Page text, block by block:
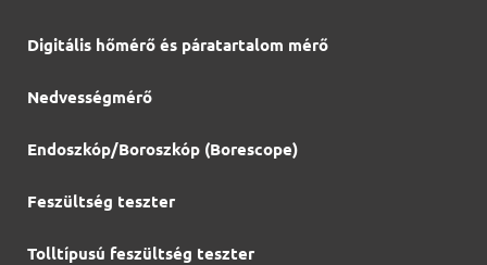
Digitális hőmérő és páratartalom mérő
Nedvességmérő
Endoszkóp/Boroszkóp (Borescope)
Feszültség teszter
Tolltípusú feszültség teszter